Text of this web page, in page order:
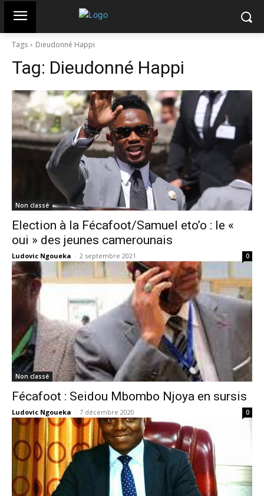
Tags Dieudonné Happi
Tag: Dieudonné Happi
Non classé
Election à la Fécafoot/Samuel eto’o : le «
oui » des jeunes camerounais
Ludovic Ngoueka - 2 septembre 2021 0
Non classé
Fécafoot : Seidou Mbombo Njoya en sursis
Ludovic Ngoueka - 7 décembre 2020 0